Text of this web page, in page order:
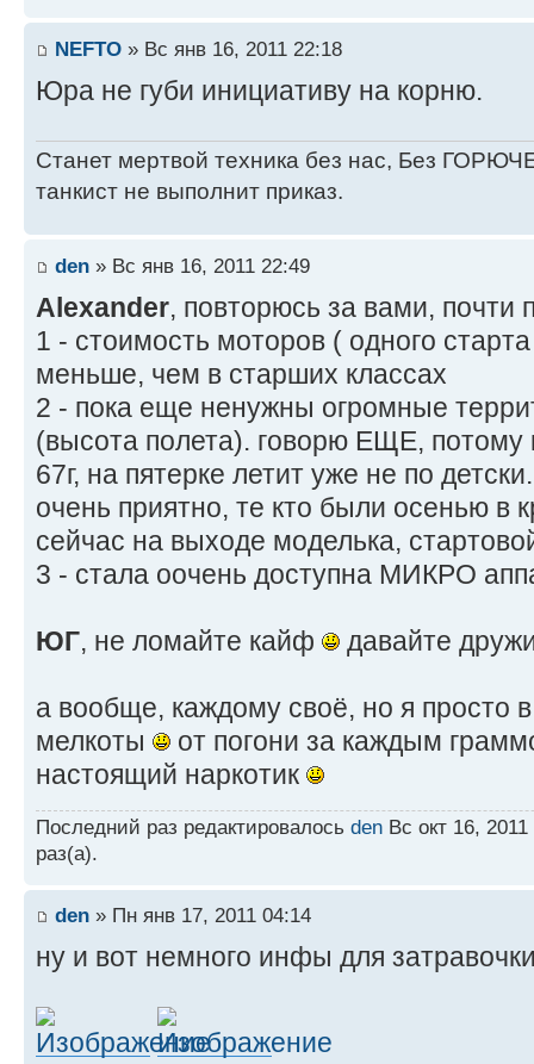
NEFTO » Вс янв 16, 2011 22:18
Юра не губи инициативу на корню.
Станет мертвой техника без нас, Без
танкист не выполнит приказ.
den » Вс янв 16, 2011 22:49
Alexander, повторюсь за вами, почти
1 - стоимость моторов ( одного
меньше, чем в старших классах
2 - пока еще ненужны огромные
(высота полета). говорю ЕЩЕ, потому
67г, на пятерке летит уже не по
очень приятно, те кто были осенью в
сейчас на выходе моделька,
3 - стала оочень доступна МИКРО
ЮГ, не ломайте кайф давайте
а вообще, каждому своё, но я просто в
мелкоты
от погони за каждым
настоящий наркотик
Последний раз редактировалось den Вс окт 16,
раз(а).
den » Пн янв 17, 2011 04:14
ну и вот немного инфы для